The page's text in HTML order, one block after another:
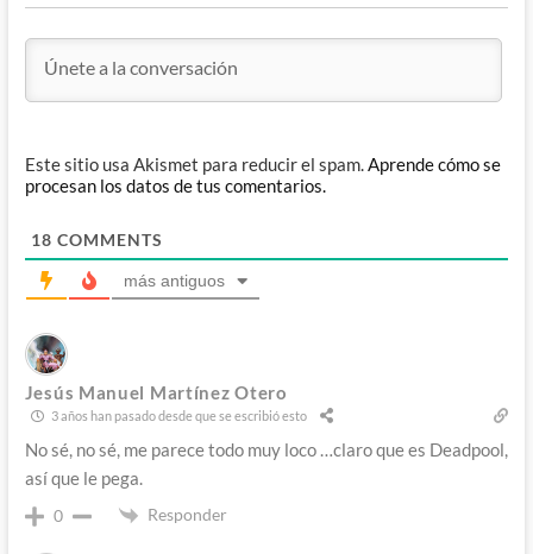
Este sitio usa Akismet para reducir el spam. Aprende cómo se
procesan los datos de tus comentarios.
18 COMMENTS
más antiguos
Jesús Manuel Martínez Otero
3 años han pasado desde que se escribió esto
No sé, no sé, me parece todo muy loco …claro que es Deadpool,
así que le pega.
0 Responder